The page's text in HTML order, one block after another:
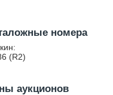
номера
(R2)
аукционов